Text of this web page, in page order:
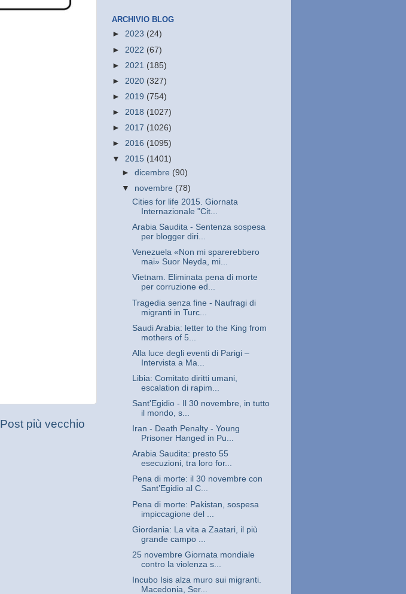
Post più vecchio
ARCHIVIO BLOG
► 2023 (24)
► 2022 (67)
► 2021 (185)
► 2020 (327)
► 2019 (754)
► 2018 (1027)
► 2017 (1026)
► 2016 (1095)
▼ 2015 (1401)
►dicembre (90)
▼ novembre (78)
Cities for life 2015. Giornata
Internazionale "Cit...
Arabia Saudita - Sentenza sospesa
per blogger diri...
Venezuela «Non mi sparerebbero
mai» Suor Neyda, mi...
Vietnam. Eliminata pena di morte
per corruzione ed...
Tragedia senza fine - Naufragi di
migranti in Turc...
Saudi Arabia: letter to the King from
mothers of 5...
Alla luce degli eventi di Parigi –
Intervista a Ma...
Libia: Comitato diritti umani,
escalation di rapim...
Sant'Egidio - Il 30 novembre, in tutto
il mondo, s...
Iran - Death Penalty - Young
Prisoner Hanged in Pu...
Arabia Saudita: presto 55
esecuzioni, tra loro for...
Pena di morte: il 30 novembre con
Sant’Egidio al C...
Pena di morte: Pakistan, sospesa
impiccagione del ...
Giordania: La vita a Zaatari, il più
grande campo ...
25 novembre Giornata mondiale
contro la violenza s...
Incubo Isis alza muro sui migranti.
Macedonia, Ser...